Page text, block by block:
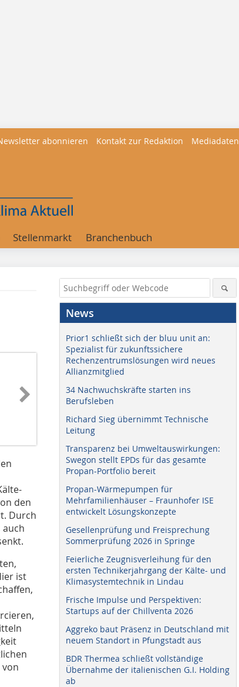
abonnieren Kontakt zur Redaktion Mediadaten
Stellenmarkt Branchenbuch
den
Durch
ist
News
Prior1 schließt sich der bluu unit an:
Spezialist für zukunftssichere
Rechenzentrumslösungen wird neues
Allianzmitglied
34 Nachwuchskräfte starten ins
Berufsleben
Richard Sieg übernimmt Technische
Leitung
Transparenz bei Umweltauswirkungen:
Swegon stellt EPDs für das gesamte
Propan-Portfolio bereit
Propan-Wärmepumpen für
Mehrfamilienhäuser – Fraunhofer ISE
entwickelt Lösungskonzepte
Gesellenprüfung und Freisprechung
Sommerprüfung 2026 in Springe
Feierliche Zeugnisverleihung für den
ersten Technikerjahrgang der Kälte- und
Klimasystemtechnik in Lindau
Frische Impulse und Perspektiven:
Startups auf der Chillventa 2026
Aggreko baut Präsenz in Deutschland mit
neuem Standort in Pfungstadt aus
BDR Thermea schließt vollständige
Übernahme der italienischen G.I. Holding
ab